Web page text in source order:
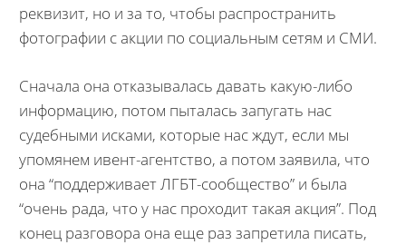
реквизит, но и за то, чтобы распространить
фотографии с акции по социальным сетям и СМИ.
Сначала она отказывалась давать какую-либо
информацию, потом пыталась запугать нас
судебными исками, которые нас ждут, если мы
упомянем ивент-агентство, а потом заявила, что
она “поддерживает ЛГБТ-сообщество” и была
“очень рада, что у нас проходит такая акция”. Под
конец разговора она еще раз запретила писать,